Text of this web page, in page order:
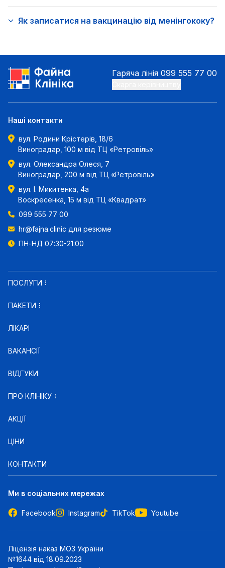
Як записатися на вакцинацію від менінгококу?
Гаряча лінія 099 555 77 00
Наші контакти
вул. Родини Крістерів, 18/6
Виноградар, 100 м від ТЦ «Ретровіль»
вул. Олександра Олеся, 7
Виноградар, 200 м від ТЦ «Ретровіль»
вул. І. Микитенка, 4а
Воскресенка, 15 м від ТЦ «Квадрат»
099 555 77 00
hr@fajna.clinic для резюме
ПН-НД 07:30-21:00
ПОСЛУГИ
ПАКЕТИ
ЛІКАРІ
ВАКАНСІЇ
ВІДГУКИ
ПРО КЛІНІКУ
АКЦІЇ
ЦІНИ
КОНТАКТИ
Ми в соціальних мережах
Facebook Instagram TikTok Youtube
Ліцензія наказ МОЗ України
№1644 від 18.09.2023